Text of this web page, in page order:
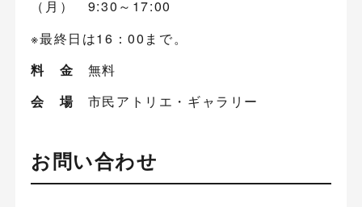
（月） 9:30～17:00
※最終日は16：00まで。
料 金 無料
会 場 市民アトリエ・ギャラリー
お問い合わせ